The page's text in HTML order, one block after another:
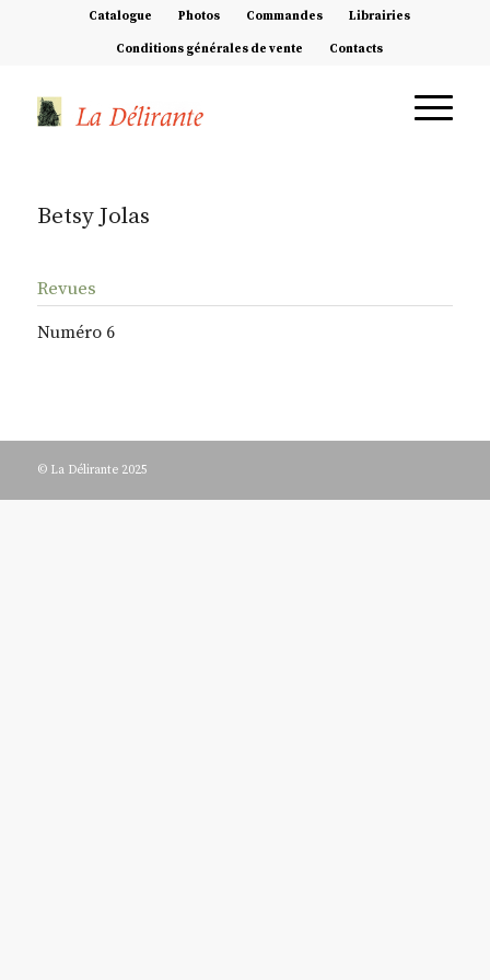
Catalogue Photos Commandes Librairies
Conditions générales de vente Contacts
Betsy Jolas
Revues
Numéro 6
© La Délirante 2025